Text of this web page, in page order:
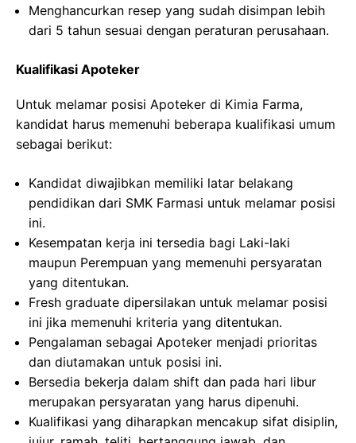
Menghancurkan resep yang sudah disimpan lebih
dari 5 tahun sesuai dengan peraturan perusahaan.
Kualifikasi Apoteker
Untuk melamar posisi Apoteker di Kimia Farma,
kandidat harus memenuhi beberapa kualifikasi umum
sebagai berikut:
Kandidat diwajibkan memiliki latar belakang
pendidikan dari SMK Farmasi untuk melamar posisi
ini.
Kesempatan kerja ini tersedia bagi Laki-laki
maupun Perempuan yang memenuhi persyaratan
yang ditentukan.
Fresh graduate dipersilakan untuk melamar posisi
ini jika memenuhi kriteria yang ditentukan.
Pengalaman sebagai Apoteker menjadi prioritas
dan diutamakan untuk posisi ini.
Bersedia bekerja dalam shift dan pada hari libur
merupakan persyaratan yang harus dipenuhi.
Kualifikasi yang diharapkan mencakup sifat disiplin,